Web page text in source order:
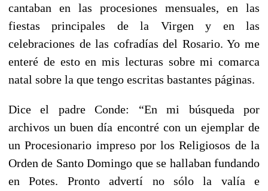
cantaban en las procesiones mensuales, en las
fiestas principales de la Virgen y en las
celebraciones de las cofradías del Rosario. Yo me
enteré de esto en mis lecturas sobre mi comarca
natal sobre la que tengo escritas bastantes páginas.
Dice el padre Conde: “En mi búsqueda por
archivos un buen día encontré con un ejemplar de
un Procesionario impreso por los Religiosos de la
Orden de Santo Domingo que se hallaban fundando
en Potes. Pronto advertí no sólo la valía e